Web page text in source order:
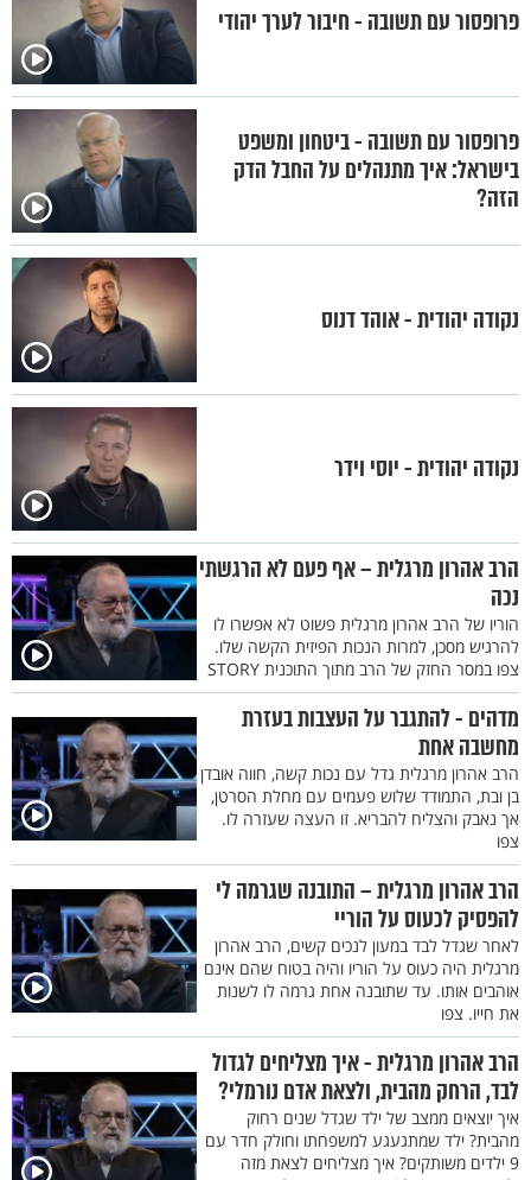
פרופסור עם תשובה - חיבור לערך יהודי
פרופסור עם תשובה - ביטחון ומשפט
בישראל: איך מתנהלים על החבל הדק
הזה?
נקודה יהודית - אוהד דנוס
נקודה יהודית - יוסי וידר
הרב אהרון מרגלית – אף פעם לא הרגשתי
נכה
הוריו של הרב אהרון מרגלית פשוט לא אפשרו לו
להרגיש מסכן, למרות הנכות הפיזית הקשה שלו.
צפו במסר החזק של הרב מתוך התוכנית STORY
מדהים - להתגבר על העצבות בעזרת
מחשבה אחת
הרב אהרון מרגלית גדל עם נכות קשה, חווה אובדן
בן ובת, התמודד שלוש פעמים עם מחלת הסרטן,
אך נאבק והצליח להבריא. זו העצה שעזרה לו.
צפו
הרב אהרון מרגלית – התובנה שגרמה לי
להפסיק לכעוס על הוריי
לאחר שגדל לבד במעון לנכים קשים, הרב אהרון
מרגלית היה כעוס על הוריו והיה בטוח שהם אינם
אוהבים אותו. עד שתובנה אחת גרמה לו לשנות
את חייו. צפו
הרב אהרון מרגלית - איך מצליחים לגדול
לבד, הרחק מהבית, ולצאת אדם נורמלי?
איך יוצאים ממצב של ילד שגדל שנים רחוק
מהבית? ילד שמתגעגע למשפחתו וחולק חדר עם
9 ילדים משותקים? איך מצליחים לצאת מזה